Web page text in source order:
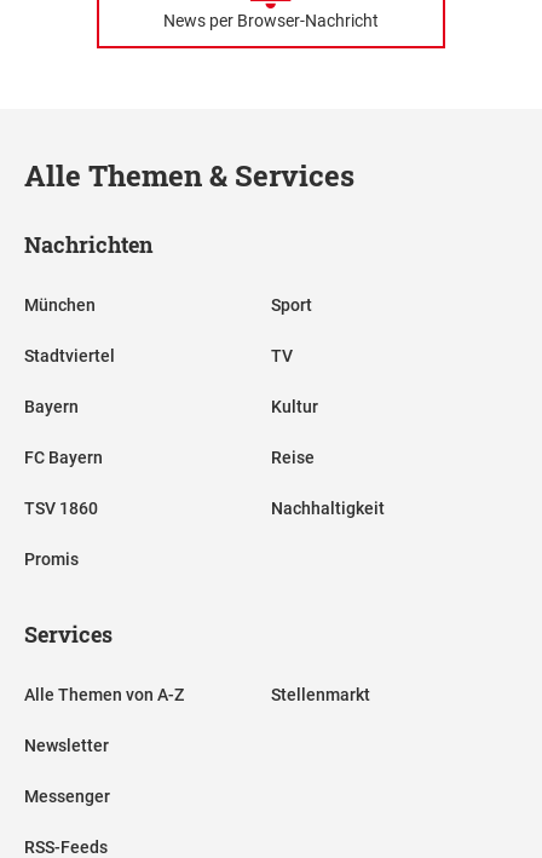
News per Browser-Nachricht
Alle Themen & Services
Nachrichten
München
Stadtviertel
Bayern
FC Bayern
TSV 1860
Promis
Sport
TV
Kultur
Reise
Nachhaltigkeit
Services
Alle Themen von A-Z
Newsletter
Messenger
RSS-Feeds
Stellenmarkt